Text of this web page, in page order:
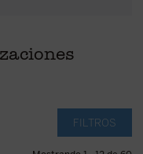
FILTROS